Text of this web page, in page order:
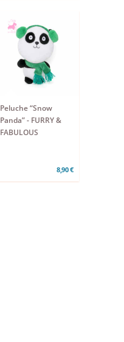
Peluche “Snow
Panda” - FURRY &
FABULOUS
8,90 €